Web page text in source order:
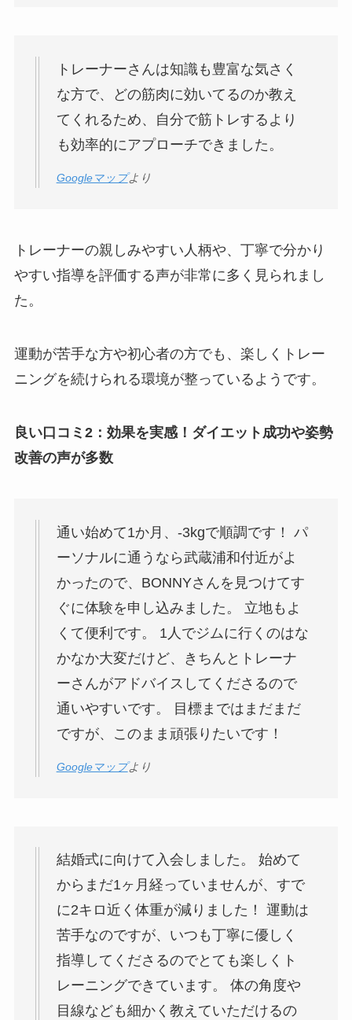
トレーナーさんは知識も豊富な気さく
な方で、どの筋肉に効いてるのか教え
てくれるため、自分で筋トレするより
も効率的にアプローチできました。
Googleマップより
トレーナーの親しみやすい人柄や、丁寧で分かり
やすい指導を評価する声が非常に多く見られまし
た。
運動が苦手な方や初心者の方でも、楽しくトレー
ニングを続けられる環境が整っているようです。
良い口コミ2：効果を実感！ダイエット成功や姿勢
改善の声が多数
通い始めて1か月、-3kgで順調です！ パ
ーソナルに通うなら武蔵浦和付近がよ
かったので、BONNYさんを見つけてす
ぐに体験を申し込みました。 立地もよ
くて便利です。 1人でジムに行くのはな
かなか大変だけど、きちんとトレーナ
ーさんがアドバイスしてくださるので
通いやすいです。 目標まではまだまだ
ですが、このまま頑張りたいです！
Googleマップより
結婚式に向けて入会しました。 始めて
からまだ1ヶ月経っていませんが、すで
に2キロ近く体重が減りました！ 運動は
苦手なのですが、いつも丁寧に優しく
指導してくださるのでとても楽しくト
レーニングできています。 体の角度や
目線なども細かく教えていただけるの